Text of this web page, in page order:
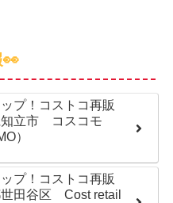
👀
ップ！コストコ再販
知立市 コスコモ
）
ップ！コストコ再販
世田谷区 Cost retail